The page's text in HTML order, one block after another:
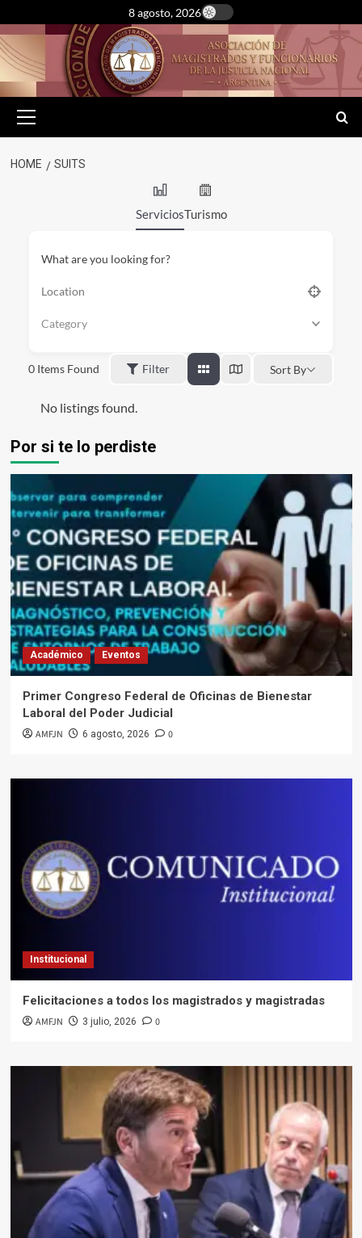
to
content
8 agosto, 2026
Menu
HOME SUITS
ServiciosTurismo
What are you looking for?
Category
0 Items Found Filter Sort By
No listings found.
Por si te lo perdiste
Académico Eventos
Primer Congreso Federal de Oficinas de Bienestar
Laboral del Poder Judicial
AMFJN 6 agosto, 2026 0
Institucional
Felicitaciones a todos los magistrados y magistradas
AMFJN 3 julio, 2026 0